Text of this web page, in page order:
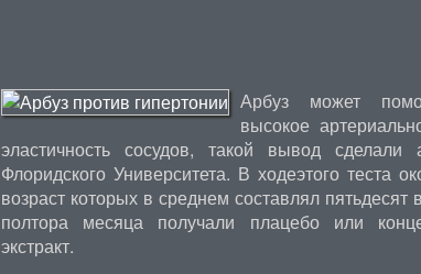
Арбуз может
высокое
эластичность сосудов, такой вывод сделали
Флоридского Университета. В ходеэтого теста
возраст которых в среднем составлял
полтора месяца получали плацебо или
экстракт.